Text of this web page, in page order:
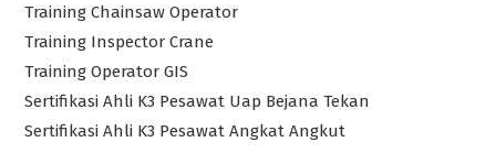
Training Chainsaw Operator
Training Inspector Crane
Training Operator GIS
Sertifikasi Ahli K3 Pesawat Uap Bejana Tekan
Sertifikasi Ahli K3 Pesawat Angkat Angkut